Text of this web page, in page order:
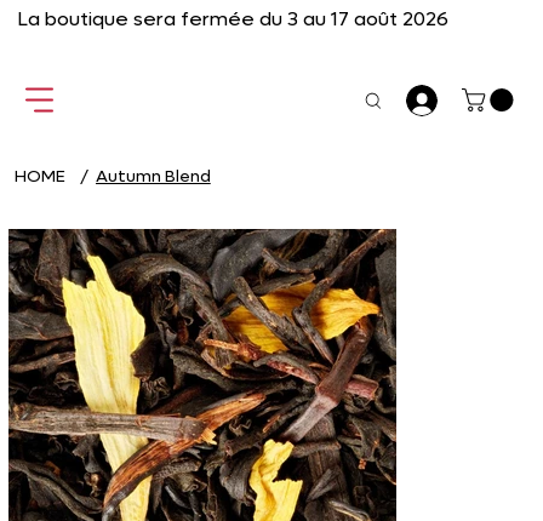
La boutique sera fermée du 3 au 17 août 2026
HOME / Autumn Blend